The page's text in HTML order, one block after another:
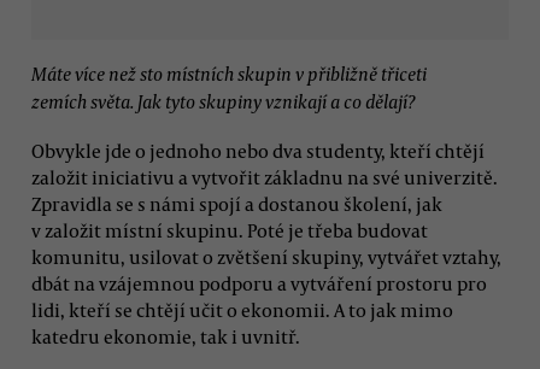
Máte více než sto místních skupin v přibližně třiceti
zemích světa. Jak tyto skupiny vznikají a co dělají?
Obvykle jde o jednoho nebo dva studenty, kteří chtějí
založit iniciativu a vytvořit základnu na své univerzitě.
Zpravidla se s námi spojí a dostanou školení, jak
v založit místní skupinu. Poté je třeba budovat
komunitu, usilovat o zvětšení skupiny, vytvářet vztahy,
dbát na vzájemnou podporu a vytváření prostoru pro
lidi, kteří se chtějí učit o ekonomii. A to jak mimo
katedru ekonomie, tak i uvnitř.